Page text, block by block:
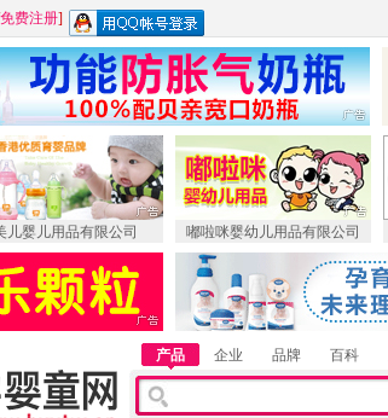
免费注册]
儿婴儿用品有限公司 嘟啦咪婴幼儿用品有限公司
产品 企业 品牌 百科